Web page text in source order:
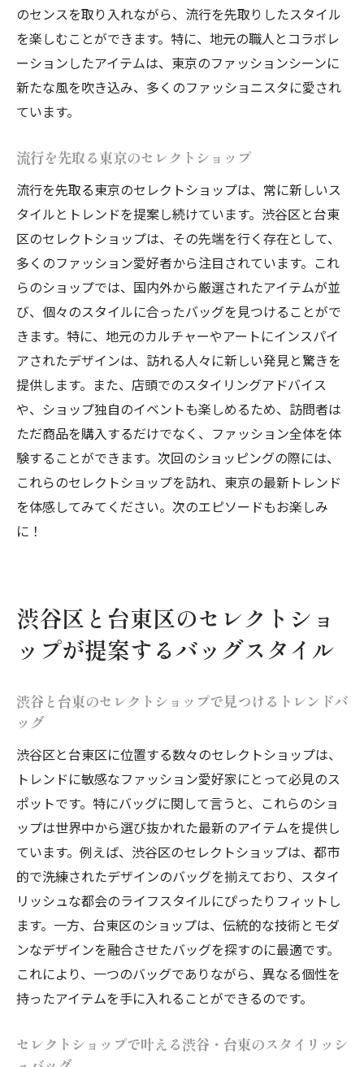
のセンスを取り入れながら、流行を先取りしたスタイル
を楽しむことができます。特に、地元の職人とコラボレ
ーションしたアイテムは、東京のファッションシーンに
新たな風を吹き込み、多くのファッショニスタに愛され
ています。
流行を先取る東京のセレクトショップ
流行を先取る東京のセレクトショップは、常に新しいス
タイルとトレンドを提案し続けています。渋谷区と台東
区のセレクトショップは、その先端を行く存在として、
多くのファッション愛好者から注目されています。これ
らのショップでは、国内外から厳選されたアイテムが並
び、個々のスタイルに合ったバッグを見つけることがで
きます。特に、地元のカルチャーやアートにインスパイ
アされたデザインは、訪れる人々に新しい発見と驚きを
提供します。また、店頭でのスタイリングアドバイス
や、ショップ独自のイベントも楽しめるため、訪問者は
ただ商品を購入するだけでなく、ファッション全体を体
験することができます。次回のショッピングの際には、
これらのセレクトショップを訪れ、東京の最新トレンド
を体感してみてください。次のエピソードもお楽しみ
に！
渋谷区と台東区のセレクトショ
ップが提案するバッグスタイル
渋谷と台東のセレクトショップで見つけるトレンドバ
ッグ
渋谷区と台東区に位置する数々のセレクトショップは、
トレンドに敏感なファッション愛好家にとって必見のス
ポットです。特にバッグに関して言うと、これらのショ
ップは世界中から選び抜かれた最新のアイテムを提供し
ています。例えば、渋谷区のセレクトショップは、都市
的で洗練されたデザインのバッグを揃えており、スタイ
リッシュな都会のライフスタイルにぴったりフィットし
ます。一方、台東区のショップは、伝統的な技術とモダ
ンなデザインを融合させたバッグを探すのに最適です。
これにより、一つのバッグでありながら、異なる個性を
持ったアイテムを手に入れることができるのです。
セレクトショップで叶える渋谷・台東のスタイリッシ